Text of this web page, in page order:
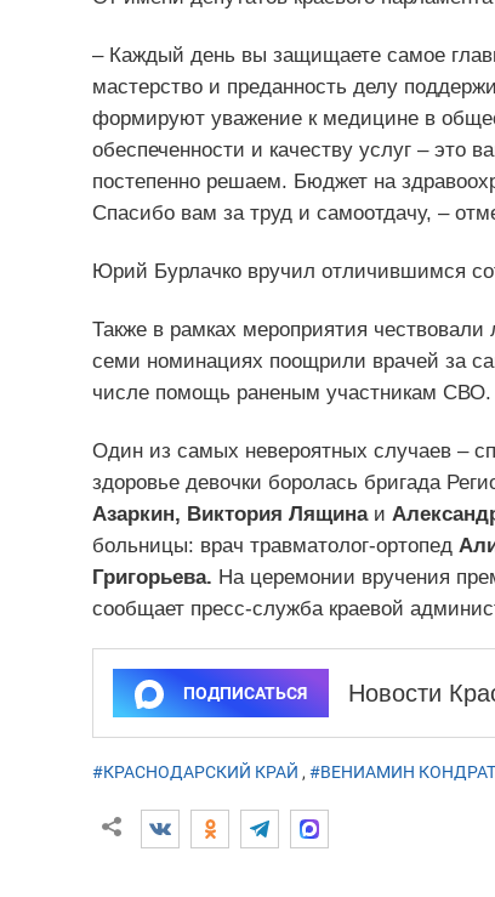
– Каждый день вы защищаете самое
мастерство и преданность делу
формируют уважение к медицине в
обеспеченности и качеству услуг – это
постепенно решаем. Бюджет на
Спасибо вам за труд и самоотдачу, –
Юрий Бурлачко вручил отличившимся
Также в рамках мероприятия
семи номинациях поощрили врачей за
числе помощь раненым участникам СВО.
Один из самых невероятных случаев –
здоровье девочки боролась бригада
Азаркин, Виктория Лящинаи
больницы: врач травматолог-ортопед
Григорьева. На церемонии вручения
сообщает пресс-служба краевой
ПОДПИСАТЬСЯ Новости
#КРАСНОДАРСКИЙ КРАЙ , #ВЕНИАМИН